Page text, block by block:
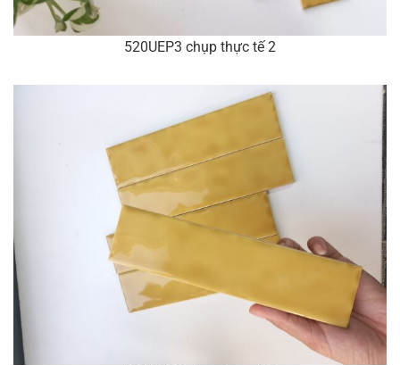
520UEP3 chụp thực tế 2